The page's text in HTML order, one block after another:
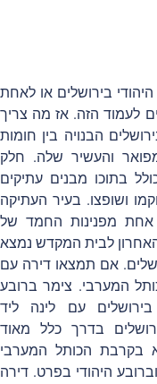
בירושלים או לאחת
הזה. אז מה צריך
הבנויה בין חומות
והעשיר שלה. חלק
בתוכו מבנים עתיקים
ושופצו. בעיר העתיקה
מפנינות החמד של
לבית המקדש נמצא
אם תמצאו דירה עם
המערבי. צימר ברובע
עם לינה ליד
בדרך כלל מאוד
הכותל המערבי
היהודי בפרט. דירה